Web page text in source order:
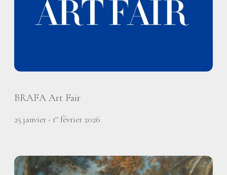
BRAFA Art Fair
25 janvier - 1er février 2026